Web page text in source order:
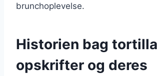
brunchoplevelse.
Historien bag tortilla
opskrifter og deres